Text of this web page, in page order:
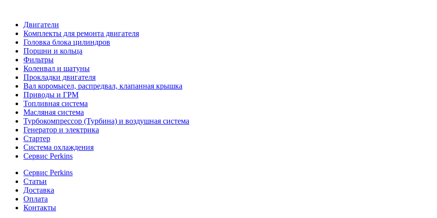
Двигатели
Комплекты для ремонта двигателя
Головка блока цилиндров
Поршни и кольца
Фильтры
Коленвал и шатуны
Прокладки двигателя
Вал коромысел, распредвал, клапанная крышка
Приводы и ГРМ
Топливная система
Масляная система
Турбокомпрессор (Турбина) и воздушная система
Генератор и электрика
Стартер
Система охлаждения
Сервис Perkins
Сервис Perkins
Статьи
Доставка
Оплата
Контакты